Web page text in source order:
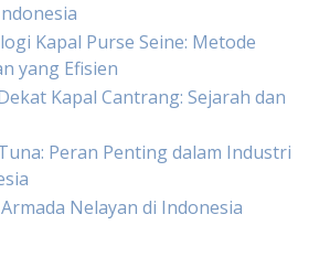
Kapal Purse Seine: Metode
yang Efisien
Kapal Cantrang: Sejarah dan
Peran Penting dalam Industri
Nelayan di Indonesia